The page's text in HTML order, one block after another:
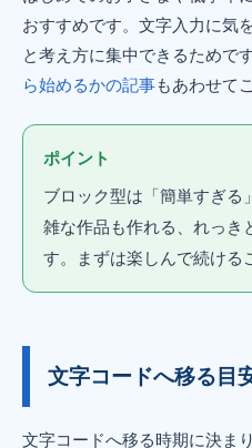
おすすめです。文字入力に気
と考え方に集中できるためで
ら始めるかの記事もあわせて
ポイント
ブロック型は「簡単すぎる
雑な作品も作れる、れっき
す。まずは楽しんで続ける
文字コードへ移る目
文字コードへ移る時期に決ま